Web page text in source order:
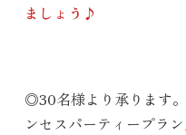
ましょう♪
◎30名様より承ります
ンセスパーティープラ